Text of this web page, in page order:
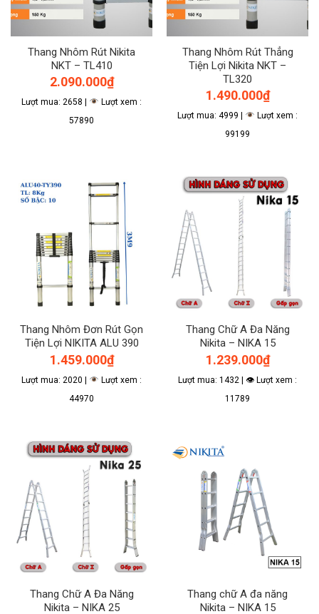
Thang Nhôm Rút Nikita
NKT – TL410
2.090.000₫
Lượt mua: 2658 |
Lượt xem :
57890
Thang Nhôm Rút Thẳng
Tiện Lợi Nikita NKT –
TL320
1.490.000₫
Lượt mua: 4999 |
Lượt xem :
99199
Thang Nhôm Đơn Rút Gọn
Tiện Lợi NIKITA ALU 390
1.459.000₫
Lượt mua: 2020 |
Lượt xem :
44970
Thang Chữ A Đa Năng
Nikita – NIKA 15
1.239.000₫
Lượt mua: 1432 | 👁 Lượt xem :
11789
Thang Chữ A Đa Năng
Nikita – NIKA 25
Thang chữ A đa năng
Nikita – NIKA 15